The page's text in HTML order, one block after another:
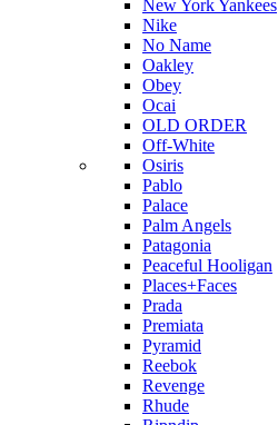
New York Yankees
Nike
No Name
Oakley
Obey
Ocai
OLD ORDER
Off-White
Osiris
Pablo
Palace
Palm Angels
Patagonia
Peaceful Hooligan
Places+Faces
Prada
Premiata
Pyramid
Reebok
Revenge
Rhude